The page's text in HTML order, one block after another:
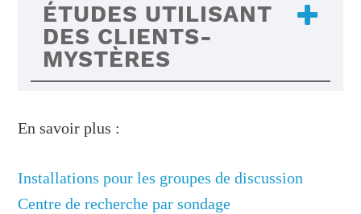
ÉTUDES UTILISANT
DES CLIENTS-
MYSTÈRES
En savoir plus :
Installations pour les groupes de discussion
Centre de recherche par sondage